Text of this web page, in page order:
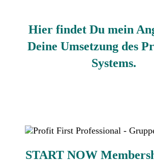
Hier findet Du mein
Deine Umsetzung des
Systems.
START NOW